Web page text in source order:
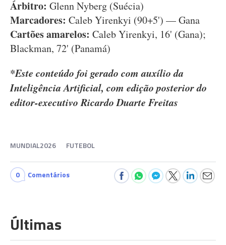
Árbitro: Glenn Nyberg (Suécia)
Marcadores: Caleb Yirenkyi (90+5') — Gana
Cartões amarelos: Caleb Yirenkyi, 16' (Gana);
Blackman, 72' (Panamá)
*Este conteúdo foi gerado com auxílio da
Inteligência Artificial, com edição posterior do
editor-executivo Ricardo Duarte Freitas
MUNDIAL2026 FUTEBOL
0 Comentários
Últimas